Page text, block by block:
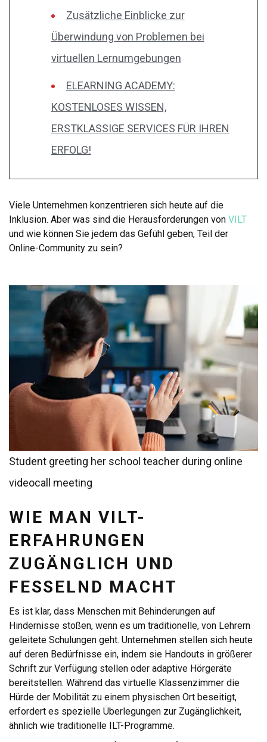
Zusätzliche Einblicke zur
Überwindung von Problemen bei
virtuellen Lernumgebungen
ELEARNING ACADEMY:
KOSTENLOSES WISSEN,
ERSTKLASSIGE SERVICES FÜR IHREN
ERFOLG!
Viele Unternehmen konzentrieren sich heute auf die
Inklusion. Aber was sind die Herausforderungen von VILT
und wie können Sie jedem das Gefühl geben, Teil der
Online-Community zu sein?
Student greeting her school teacher during online
videocall meeting
WIE MAN VILT-
ERFAHRUNGEN
ZUGÄNGLICH UND
FESSELND MACHT
Es ist klar, dass Menschen mit Behinderungen auf
Hindernisse stoßen, wenn es um traditionelle, von Lehrern
geleitete Schulungen geht. Unternehmen stellen sich heute
auf deren Bedürfnisse ein, indem sie Handouts in größerer
Schrift zur Verfügung stellen oder adaptive Hörgeräte
bereitstellen. Während das virtuelle Klassenzimmer die
Hürde der Mobilität zu einem physischen Ort beseitigt,
erfordert es spezielle Überlegungen zur Zugänglichkeit,
ähnlich wie traditionelle ILT-Programme.